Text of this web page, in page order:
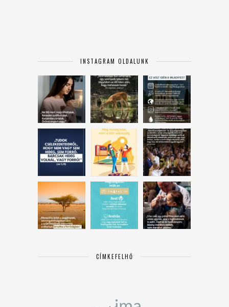
INSTAGRAM OLDALUNK
CÍMKEFELHŐ